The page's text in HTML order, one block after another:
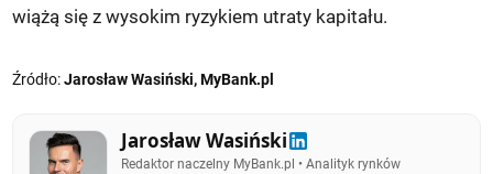
wiążą się z wysokim ryzykiem utraty kapitału.
Źródło:Jarosław Wasiński, MyBank.pl
Jarosław Wasiński
Redaktor naczelny MyBank.pl • Analityk rynków